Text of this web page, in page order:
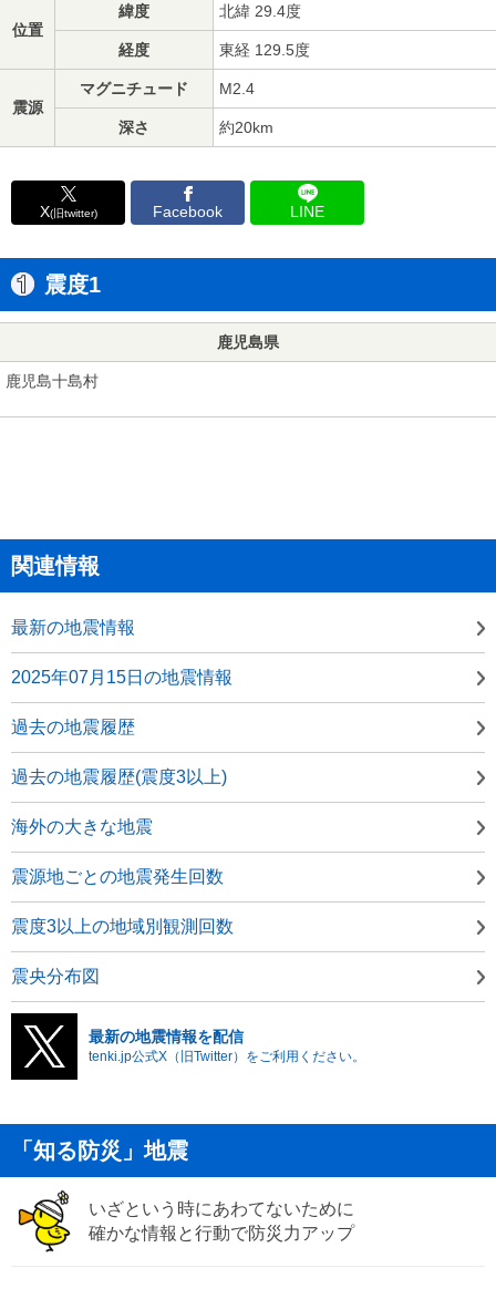
位置
緯度 北緯 29.4度
経度 東経 129.5度
震源
マグニチュード M2.4
深さ 約20km
X(旧twitter) Facebook LINE
震度1
鹿児島県
鹿児島十島村
関連情報
最新の地震情報
2025年07月15日の地震情報
過去の地震履歴
過去の地震履歴(震度3以上)
海外の大きな地震
震源地ごとの地震発生回数
震度3以上の地域別観測回数
震央分布図
最新の地震情報を配信
tenki.jp公式X（旧Twitter）をご利用ください。
「知る防災」地震
いざという時にあわてないために
確かな情報と行動で防災力アップ